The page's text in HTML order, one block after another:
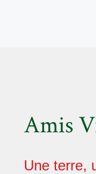
Amis
Une terre,